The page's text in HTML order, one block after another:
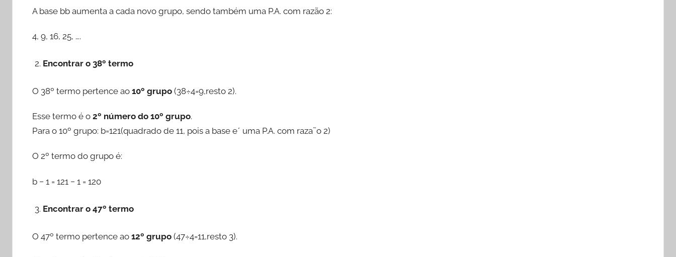
A base bb aumenta a cada novo grupo, sendo também uma P.A. com razão 2:
4, 9, 16, 25, ….
Encontrar o 38º termo
O 38º termo pertence ao 10º grupo (38÷4=9,resto 2).
Esse termo é o 2º número do 10º grupo.
Para o 10º grupo: b=121(quadrado de 11, pois a base eˊ uma P.A. com raza˜o 2)
O 2º termo do grupo é:
b − 1 = 121 − 1 = 120
Encontrar o 47º termo
O 47º termo pertence ao 12º grupo (47÷4=11,resto 3).